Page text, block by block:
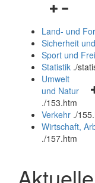
und
schließen
Land- und
Sicherheit
Sport und
Statistik ./
Umwelt
und Natur
./153.htm
Verkehr ./
Wirtschaft,
./157.htm